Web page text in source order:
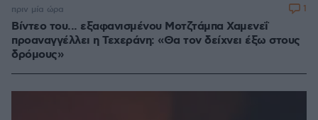
Βίντεο του... εξαφανισμένου Μοτζτάμπα Χαμενεΐ
προαναγγέλλει η Τεχεράνη: «Θα τον δείχνει έξω στους
δρόμους»
πριν μία ώρα 1